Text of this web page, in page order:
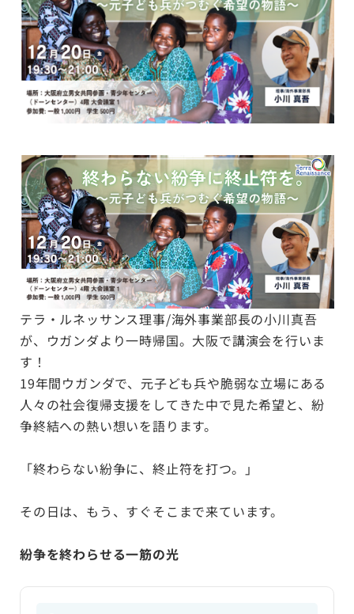
テラ・ルネッサンス理事/海外事業部長の小川真吾
が、ウガンダより一時帰国。大阪で講演会を行いま
す！
19年間ウガンダで、元子ども兵や脆弱な立場にある
人々の社会復帰支援をしてきた中で見た希望と、紛
争終結への熱い想いを語ります。
「終わらない紛争に、終止符を打つ。」
その日は、もう、すぐそこまで来ています。
紛争を終わらせる一筋の光